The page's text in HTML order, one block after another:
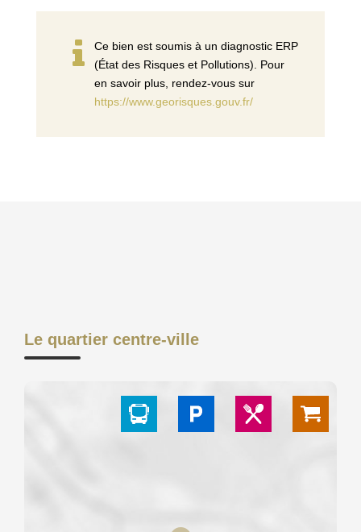
Ce bien est soumis à un diagnostic ERP
(État des Risques et Pollutions). Pour
en savoir plus, rendez-vous sur
https://www.georisques.gouv.fr/
Le quartier centre-ville